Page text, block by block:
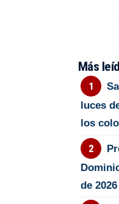
Más
luces
los
de 2026